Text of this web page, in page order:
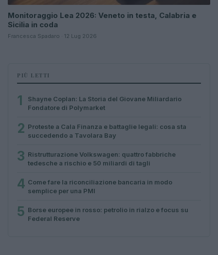
Monitoraggio Lea 2026: Veneto in testa, Calabria e
Sicilia in coda
Francesca Spadaro · 12 Lug 2026
PIÙ LETTI
1
Shayne Coplan: La Storia del Giovane Miliardario
Fondatore di Polymarket
2 Proteste a Cala Finanza e battaglie legali: cosa sta
succedendo a Tavolara Bay
3 Ristrutturazione Volkswagen: quattro fabbriche
tedesche a rischio e 50 miliardi di tagli
4 Come fare la riconciliazione bancaria in modo
semplice per una PMI
5 Borse europee in rosso: petrolio in rialzo e focus su
Federal Reserve